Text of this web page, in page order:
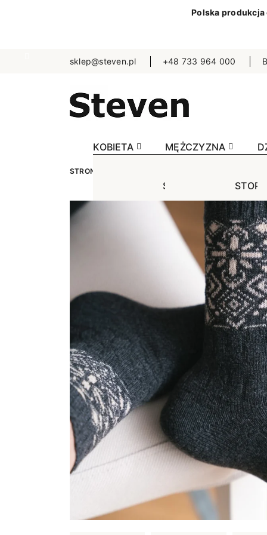
Polska produkcja
sklep@steven.pl +48 733 964 000
KOBIETA
STOPKI
Jednokolorowe
Niewidoczne
Wzorowane
Bezuciskowe
Antypoślizgowe
Do
RAJSTOPY
Ciepłe
MĘŻCZYZNA
STOPKI
Ciepłe
STRONA GŁÓWNA